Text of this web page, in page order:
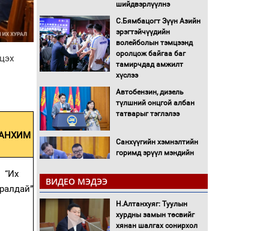
“Их
шийдвэрлүүлнэ
С.Бямбацогт Зүүн Азийн
эрэгтэйчүүдийн
волейболын тэмцээнд
оролцож байгаа баг
тамирчдад амжилт
хүслээ
Автобензин, дизель
түлшний онцгой албан
татварыг тэглэлээ
Санхүүгийн хэмнэлтийн
горимд эрүүл мэндийн
Нөөцийн махны
худалдаа, борлуулалтыг
нээлттэй ил тод болгоно
ВИДЕО МЭДЭЭ
Н.Алтанхуяг: Туулын
хурдны замын төсвийг
хянан шалгах сонирхол